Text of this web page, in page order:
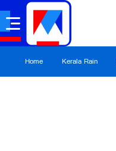
Home Kerala Rain